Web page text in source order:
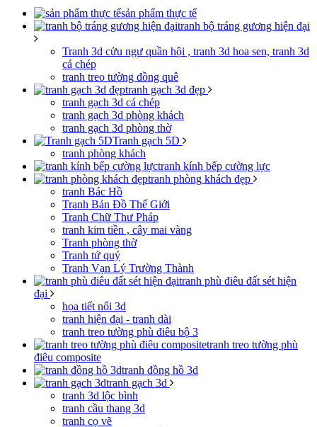
sản phẩm thực tế
tranh bộ tráng gương hiện đại
Tranh 3d cửu ngư quần hội , tranh 3d hoa sen, tranh 3d
cá chép
tranh treo tường đồng quê
tranh gạch 3d đẹp
tranh gạch 3d cá chép
tranh gạch 3d phòng khách
tranh gạch 3d phòng thờ
Tranh gạch 5D
tranh phòng khách
tranh kính bếp cường lực
tranh phòng khách đẹp
tranh Bác Hồ
Tranh Bản Đồ Thế Giới
Tranh Chữ Thư Pháp
tranh kim tiền , cây mai vàng
Tranh phòng thờ
Tranh tứ quý
Tranh Vạn Lý Trường Thành
tranh phù điêu đất sét hiện
đại
họa tiết nổi 3d
tranh hiện đại - tranh dài
tranh treo tường phù điêu bộ 3
tranh treo tường phù
điêu composite
tranh đồng hồ 3d
tranh gạch 3d
tranh 3d lộc bình
tranh cầu thang 3d
tranh cọ vẽ